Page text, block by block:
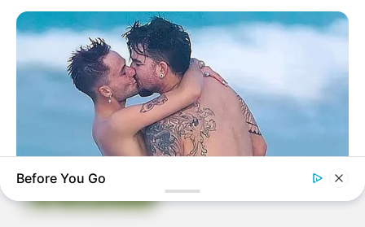
Revista Artesanato - 18.079.935/0001-70 FBO Negócios de
Treinamento e Marketing Digital Av. Cristiano Machado, 2940 -
sala 602 - União - Belo Horizonte / MG
HEALTHYREHABCARE
Before You Go